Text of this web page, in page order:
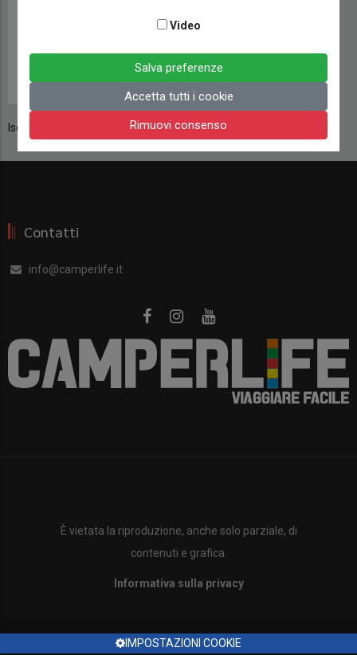
29 OTTOBRE 2021
Iscriviti a Castelfidardo
Contatti
info@camperlife.it
È vietata la riproduzione, anche solo parziale, di
contenuti e grafica.
Informativa sulla privacy
Copyright ©2023 Tutti i diritti sono riservati
IMPOSTAZIONI COOKIE
Video
Salva preferenze
Accetta tutti i cookie
Rimuovi consenso